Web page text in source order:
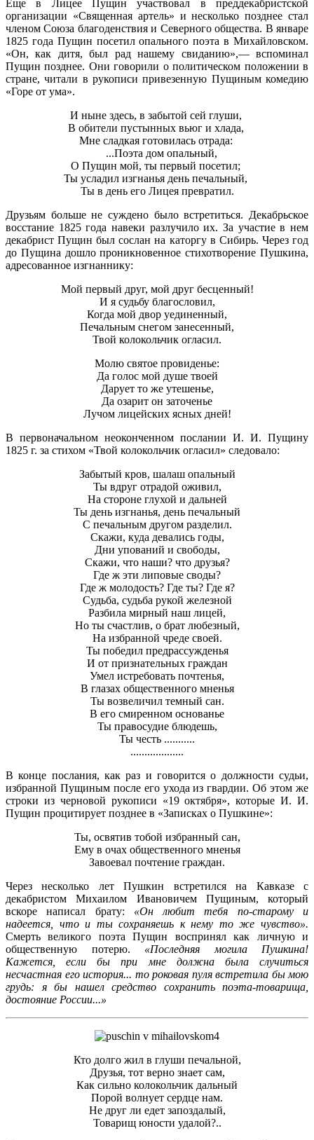
Еще в Лицее Пущин участвовал в преддекабристской
организации «Священная артель» и несколько позднее стал
членом Союза благоденствия и Северного общества. В январе
1825 года Пущин посетил опального поэта в Михайловском.
«Он, как дитя, был рад нашему свиданию»,— вспоминал
Пущин позднее. Они говорили о политическом положении в
стране, читали в рукописи привезенную Пущиным комедию
«Горе от ума».
И ныне здесь, в забытой сей глуши,
В обители пустынных вьюг и хлада,
Мне сладкая готовилась отрада:
...Поэта дом опальный,
О Пущин мой, ты первый посетил;
Ты усладил изгнанья день печальный,
Ты в день его Лицея превратил.
Друзьям больше не суждено было встретиться. Декабрьское
восстание 1825 года навеки разлучило их. За участие в нем
декабрист Пущин был сослан на каторгу в Сибирь. Через год
до Пущина дошло проникновенное стихотворение Пушкина,
адресованное изгнаннику:
Мой первый друг, мой друг бесценный!
И я судьбу благословил,
Когда мой двор уединенный,
Печальным снегом занесенный,
Твой колокольчик огласил.
Молю святое провиденье:
Да голос мой душе твоей
Дарует то же утешенье,
Да озарит он заточенье
Лучом лицейских ясных дней!
В первоначальном неоконченном послании И. И. Пущину
1825 г. за стихом «Твой колокольчик огласил» следовало:
Забытый кров, шалаш опальный
Ты вдруг отрадой оживил,
На стороне глухой и дальней
Ты день изгнанья, день печальный
С печальным другом разделил.
Скажи, куда девались годы,
Дни упований и свободы,
Скажи, что наши? что друзья?
Где ж эти липовые своды?
Где ж молодость? Где ты? Где я?
Судьба, судьба рукой железной
Разбила мирный наш лицей,
Но ты счастлив, о брат любезный,
На избранной чреде своей.
Ты победил предрассужденья
И от признательных граждан
Умел истребовать почтенья,
В глазах общественного мненья
Ты возвеличил темный сан.
В его смиренном основанье
Ты правосудие блюдешь,
Ты честь ...........
...................
В конце послания, как раз и говорится о должности судьи,
избранной Пущиным после его ухода из гвардии. Об этом же
строки из черновой рукописи «19 октября», которые И. И.
Пущин процитирует позднее в «Записках о Пушкине»:
Ты, освятив тобой избранный сан,
Ему в очах общественного мненья
Завоевал почтение граждан.
Через несколько лет Пушкин встретился на Кавказе с
декабристом Михаилом Ивановичем Пущиным, который
вскоре написал брату: «Он любит тебя по-старому и
надеется, что и ты сохраняешь к нему то же чувство».
Смерть великого поэта Пущин воспринял как личную и
общественную потерю. «Последняя могила Пушкина!
Кажется, если бы при мне должна была случиться
несчастная его история... то роковая пуля встретила бы мою
грудь: я бы нашел средство сохранить поэта-товарища,
достояние России...»
Кто долго жил в глуши печальной,
Друзья, тот верно знает сам,
Как сильно колокольчик дальный
Порой волнует сердце нам.
Не друг ли едет запоздалый,
Товарищ юности удалой?..